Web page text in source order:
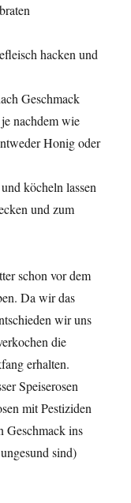
hacken und
Geschmack
nachdem wie
Honig oder
köcheln lassen
und zum
schon vor dem
Da wir das
wir uns
die
erhalten.
Speiserosen
mit Pestiziden
Geschmack ins
sind)